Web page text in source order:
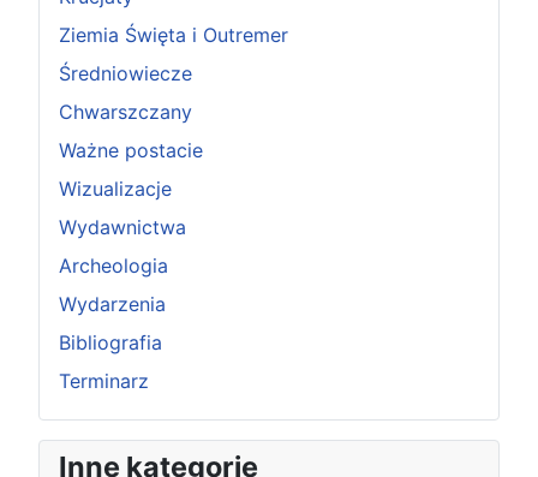
Ziemia Święta i Outremer
Średniowiecze
Chwarszczany
Ważne postacie
Wizualizacje
Wydawnictwa
Archeologia
Wydarzenia
Bibliografia
Terminarz
Inne kategorie